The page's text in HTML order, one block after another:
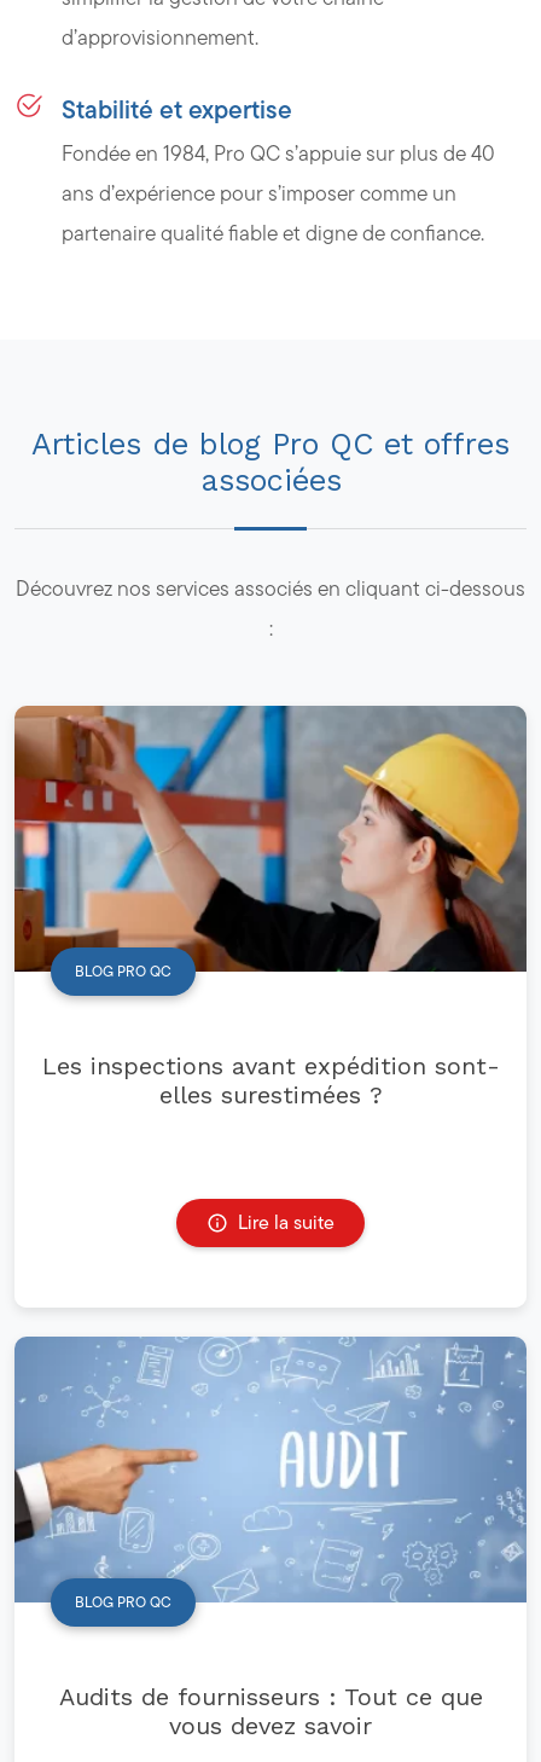
d’approvisionnement.
Stabilité et expertise
Fondée en 1984, Pro QC s’appuie sur plus de 40
ans d’expérience pour s’imposer comme un
partenaire qualité fiable et digne de confiance.
Articles de blog Pro QC et offres
associées
Découvrez nos services associés en cliquant ci-dessous
:
BLOG PRO QC
Les inspections avant expédition sont-
elles surestimées ?
Lire la suite
BLOG PRO QC
Audits de fournisseurs : Tout ce que
vous devez savoir